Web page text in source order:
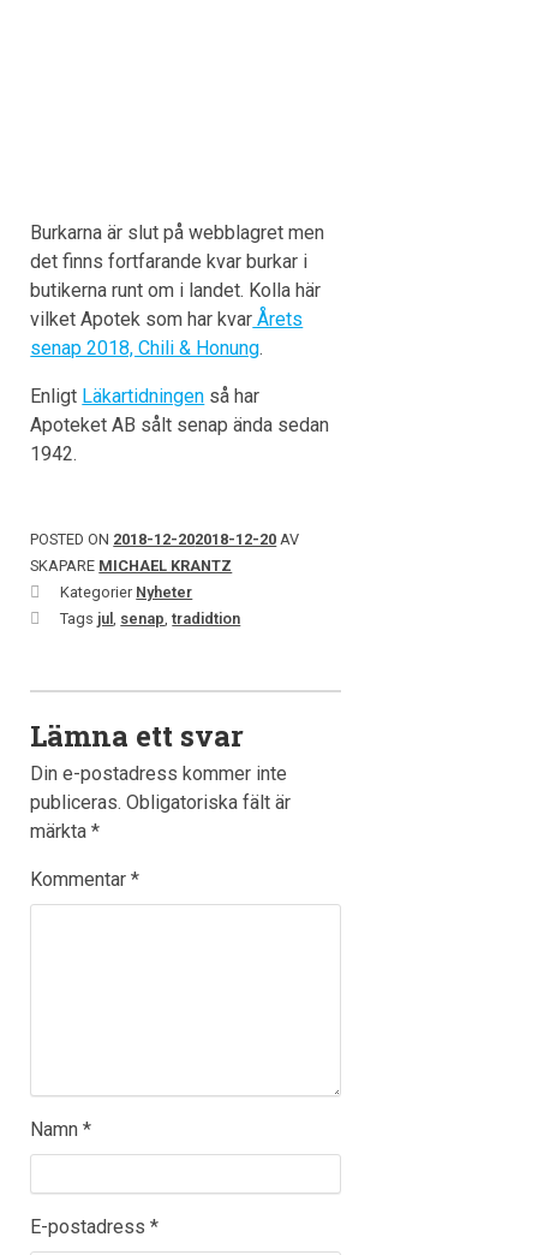
Burkarna är slut på webblagret men
det finns fortfarande kvar burkar i
butikerna runt om i landet. Kolla här
vilket Apotek som har kvar Årets
senap 2018, Chili & Honung.
Enligt Läkartidningen så har
Apoteket AB sålt senap ända sedan
1942.
POSTED ON 2018-12-202018-12-20 AV
SKAPARE MICHAEL KRANTZ
Kategorier Nyheter
Tags jul senap ,tradidtion
Lämna ett svar
Din e-postadress kommer inte
publiceras. Obligatoriska fält är
märkta*
Kommentar*
Namn*
E-postadress*